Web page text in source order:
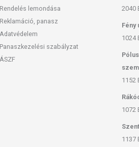
lesz. Tálalja a banánkenyér mellé.
GOFRI EPERKOMPÓTTAL
Rendelés lemondása
Reklamáció, panasz
Adatvédelem
Panaszkezelési szabályzat
ÁSZF
2040
Fény
1024
1152
1072
1137